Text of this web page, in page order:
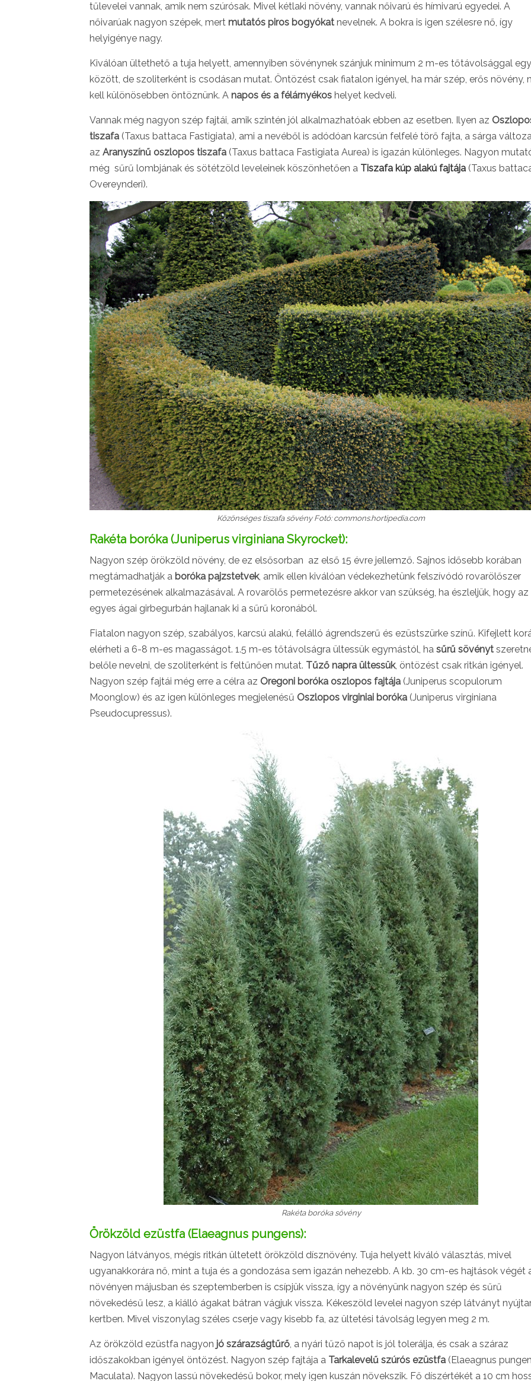
tűlevelei vannak, amik nem szúrósak. Mivel kétlaki növény, vannak nőivarú és hímivarú egyedei. A
nőivarúak nagyon szépek, mert mutatós piros bogyókat nevelnek. A bokra is igen szélesre nő, így
helyigénye nagy.
Kiválóan ültethető a tuja helyett, amennyiben sövénynek szánjuk minimum 2 m-es tőtávolsággal
között, de szoliterként is csodásan mutat. Öntözést csak fiatalon igényel, ha már szép, erős növény,
kell különösebben öntöznünk. A napos és a félárnyékos helyet kedveli.
Vannak még nagyon szép fajtái, amik szintén jól alkalmazhatóak ebben az esetben. Ilyen az
tiszafa (Taxus battaca Fastigiata), ami a nevéből is adódóan karcsún felfelé törő fajta, a sárga
az Aranyszínű oszlopos tiszafa (Taxus battaca Fastigiata Aurea) is igazán különleges. Nagyon
még sűrű lombjának és sötétzöld leveleinek köszönhetően a Tiszafa kúp alakú fajtája (Taxus
Overeynderi).
Közönséges tiszafa sövény Fotó: commons.hortipedia.com
Rakéta boróka (Juniperus virginiana Skyrocket):
Nagyon szép örökzöld növény, de ez elsősorban az első 15 évre jellemző. Sajnos idősebb korában
megtámadhatják a boróka pajzstetvek, amik ellen kiválóan védekezhetünk felszívódó rovarölőszer
permetezésének alkalmazásával. A rovarölős permetezésre akkor van szükség, ha észleljük, hogy az
egyes ágai girbegurbán hajlanak ki a sűrű koronából.
Fiatalon nagyon szép, szabályos, karcsú alakú, felálló ágrendszerű és ezüstszürke színű. Kifejlett
elérheti a 6-8 m-es magasságot. 1.5 m-es tőtávolságra ültessük egymástól, ha sűrű sövényt
belőle nevelni, de szoliterként is feltűnően mutat. Tűző napra ültessük, öntözést csak ritkán igényel.
Nagyon szép fajtái még erre a célra az Oregoni boróka oszlopos fajtája (Juniperus scopulorum
Moonglow) és az igen különleges megjelenésű Oszlopos virginiai boróka (Juniperus virginiana
Pseudocupressus).
Rakéta boróka sövény
Örökzöld ezüstfa (Elaeagnus pungens):
Nagyon látványos, mégis ritkán ültetett örökzöld dísznövény. Tuja helyett kiváló választás, mivel
ugyanakkorára nő, mint a tuja és a gondozása sem igazán nehezebb. A kb. 30 cm-es hajtások végét
növényen májusban és szeptemberben is csípjük vissza, így a növényünk nagyon szép és sűrű
növekedésű lesz, a kiálló ágakat bátran vágjuk vissza. Kékeszöld levelei nagyon szép látványt
kertben. Mivel viszonylag széles cserje vagy kisebb fa, az ültetési távolság legyen meg 2 m.
Az örökzöld ezüstfa nagyon jó szárazságtűrő, a nyári tűző napot is jól tolerálja, és csak a száraz
időszakokban igényel öntözést. Nagyon szép fajtája a Tarkalevelű szúrós ezüstfa (Elaeagnus
Maculata). Nagyon lassú növekedésű bokor, mely igen kuszán növekszik. Fő díszértékét a 10 cm